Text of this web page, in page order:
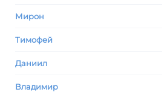
Мирон
Тимофей
Даниил
Владимир